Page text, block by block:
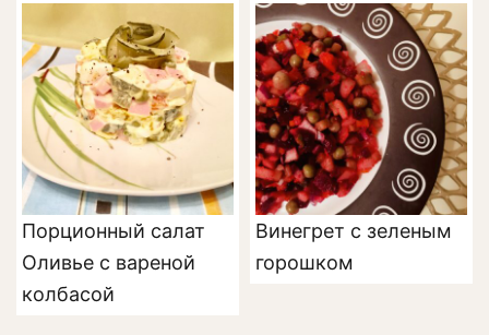
Порционный салат
Оливье с вареной
колбасой
Винегрет с зеленым
горошком